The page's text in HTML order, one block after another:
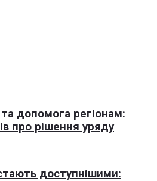
та допомога регіонам:
про рішення уряду
доступнішими: